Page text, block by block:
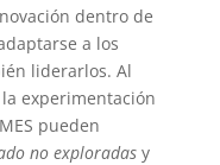
dentro de
a los
liderarlos. Al
experimentación
pueden
no exploradasy